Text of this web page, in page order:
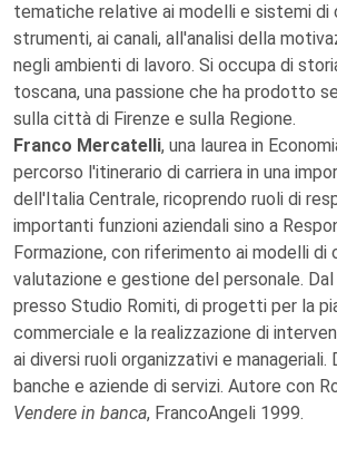
tematiche relative ai modelli e sistemi di
strumenti, ai canali, all'analisi della
negli ambienti di lavoro. Si occupa di
toscana, una passione che ha prodotto
sulla città di Firenze e sulla Regione.
Franco Mercatelli, una laurea in
percorso l'itinerario di carriera in una
dell'Italia Centrale, ricoprendo ruoli di
importanti funzioni aziendali sino a
Formazione, con riferimento ai modelli di
valutazione e gestione del personale.
presso Studio Romiti, di progetti per la
commerciale e la realizzazione di
ai diversi ruoli organizzativi e
banche e aziende di servizi. Autore con
Vendere in banca, FrancoAngeli 1999.